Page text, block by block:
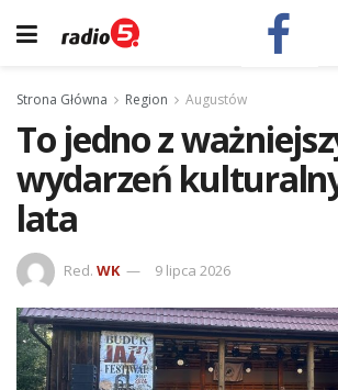
Strona Główna Region Augustów
To jedno z
wydarzeń
lata
Red. WK 9 lipca 2026